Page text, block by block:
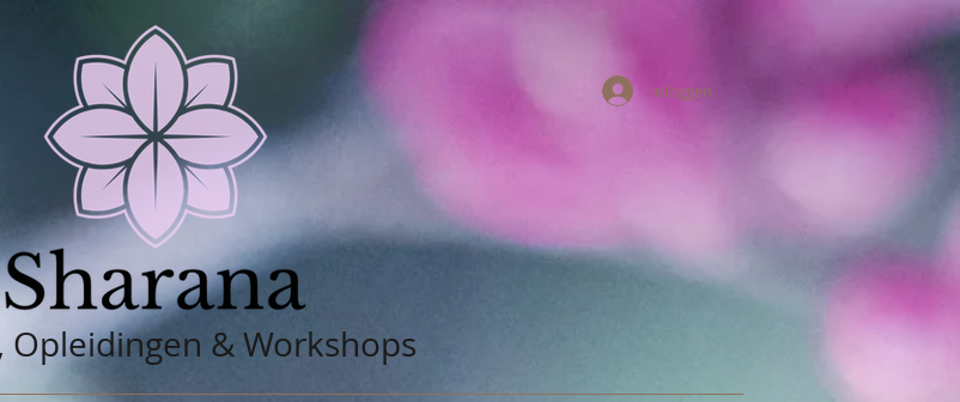
Opleidingen & Workshops
Inloggen